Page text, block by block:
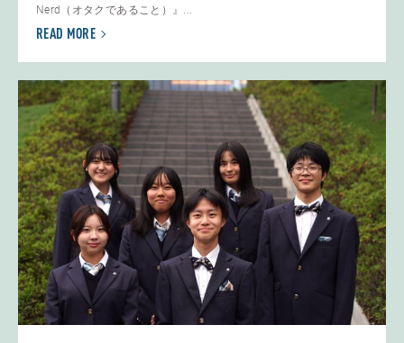
Nerd（オタクであること）』...
READ MORE